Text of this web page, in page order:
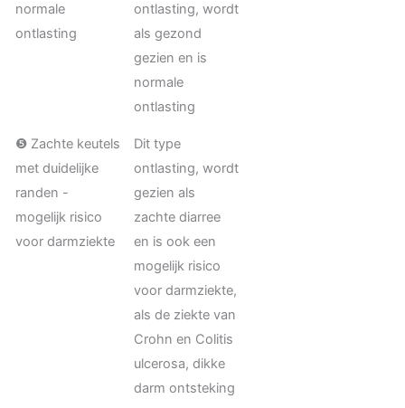
normale
ontlasting
ontlasting, wordt
als gezond
gezien en is
normale
ontlasting
❺ Zachte keutels
met duidelijke
randen -
mogelijk risico
voor darmziekte
Dit type
ontlasting, wordt
gezien als
zachte diarree
en is ook een
mogelijk risico
voor darmziekte,
als de ziekte van
Crohn en Colitis
ulcerosa, dikke
darm ontsteking